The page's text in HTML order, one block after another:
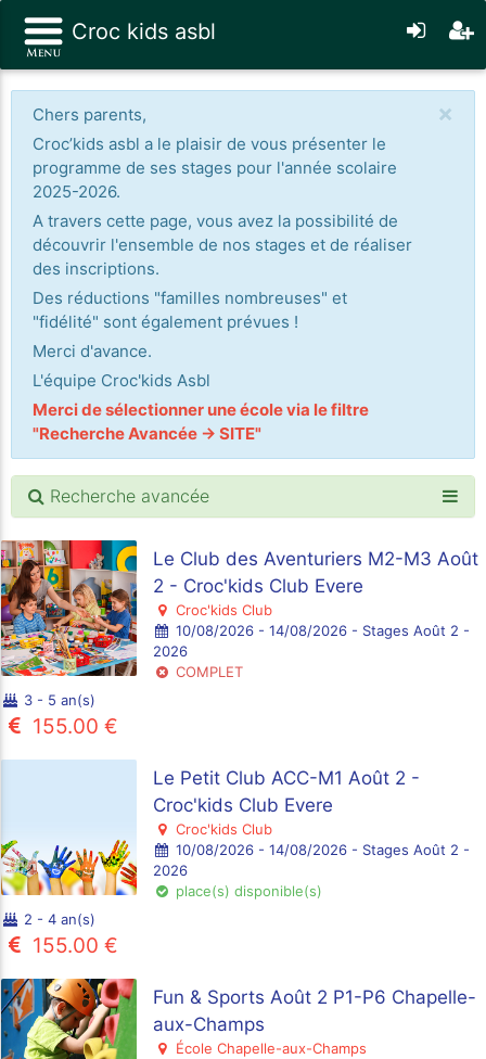
Croc kids asbl
×
Chers parents,
Croc’kids asbl a le plaisir de vous présenter le
programme de ses stages pour l'année scolaire
2025-2026.
A travers cette page, vous avez la possibilité de
découvrir l'ensemble de nos stages et de réaliser
des inscriptions.
Des réductions "familles nombreuses" et
"fidélité" sont également prévues !
Merci d'avance.
L'équipe Croc'kids Asbl
Merci de sélectionner une école via le filtre
"Recherche Avancée -> SITE"
Recherche avancée
Le Club des Aventuriers M2-M3 Août
2 - Croc'kids Club Evere
Croc'kids Club
10/08/2026 - 14/08/2026 - Stages Août 2 -
2026
COMPLET
3 - 5 an(s)
155.00 €
Le Petit Club ACC-M1 Août 2 -
Croc'kids Club Evere
Croc'kids Club
10/08/2026 - 14/08/2026 - Stages Août 2 -
2026
place(s) disponible(s)
2 - 4 an(s)
155.00 €
Fun & Sports Août 2 P1-P6 Chapelle-
aux-Champs
École Chapelle-aux-Champs